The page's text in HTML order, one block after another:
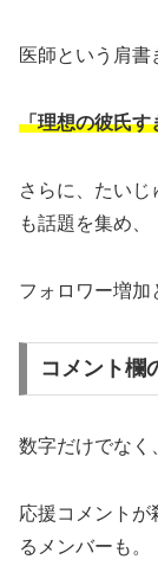
医師という肩書
「理想の彼氏す
さらに、たい
も話題を集め、
フォロワー増加
コメント欄
数字だけでなく
応援コメントが
るメンバーも。